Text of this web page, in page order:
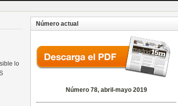
lo
Número actual
Número 78, abril-mayo 2019